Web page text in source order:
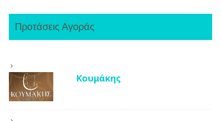
Προτάσεις Αγοράς
Κουμάκης